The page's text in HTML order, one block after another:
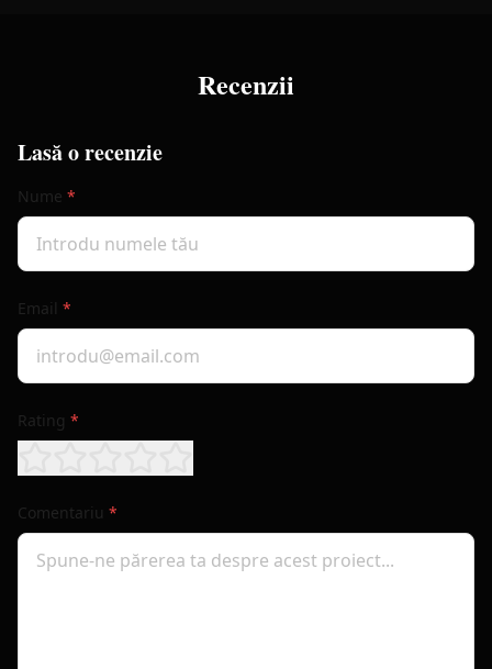
Recenzii
Lasă o recenzie
Nume *
Email *
Rating *
Comentariu *